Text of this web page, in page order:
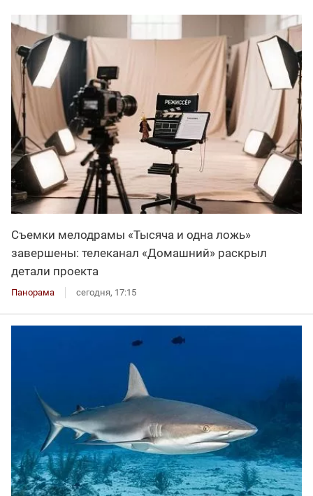
Съемки мелодрамы «Тысяча и одна ложь»
завершены: телеканал «Домашний» раскрыл
детали проекта
Панорама сегодня, 17:15